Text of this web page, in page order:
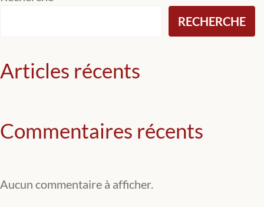
RECHERCHE
Articles récents
Commentaires récents
Aucun commentaire à afficher.